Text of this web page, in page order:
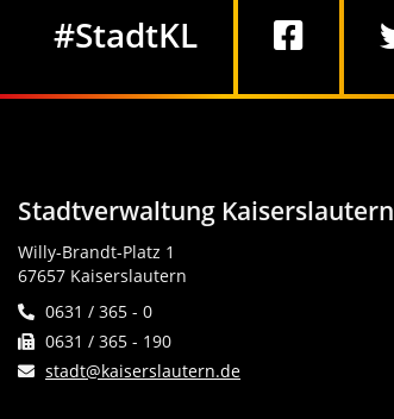
#StadtKL
Stadtverwaltung Kaiserslautern
Willy-Brandt-Platz 1
67657 Kaiserslautern
0631 / 365 - 0
0631 / 365 - 190
stadt@kaiserslautern.de